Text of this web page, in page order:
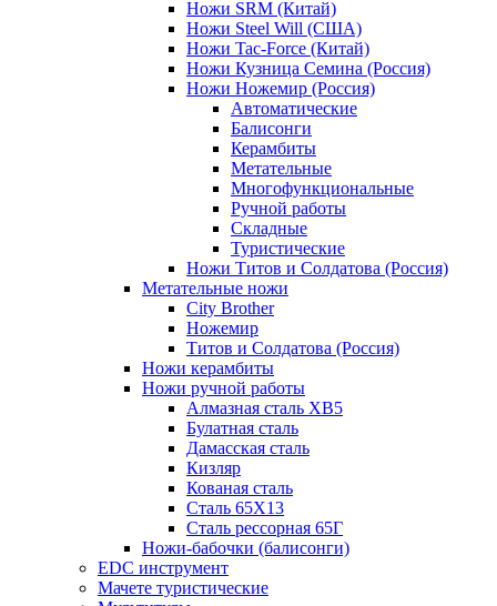
Ножи SRM (Китай)
Ножи Steel Will (США)
Ножи Tac-Force (Китай)
Ножи Кузница Семина (Россия)
Ножи Ножемир (Россия)
Автоматические
Балисонги
Керамбиты
Метательные
Многофункциональные
Ручной работы
Складные
Туристические
Ножи Титов и Солдатова (Россия)
Метательные ножи
City Brother
Ножемир
Титов и Солдатова (Россия)
Ножи керамбиты
Ножи ручной работы
Алмазная сталь ХВ5
Булатная сталь
Дамасская сталь
Кизляр
Кованая сталь
Сталь 65Х13
Сталь рессорная 65Г
Ножи-бабочки (балисонги)
EDC инструмент
Мачете туристические